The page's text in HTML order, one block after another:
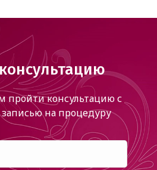
консультацию с
на процедуру